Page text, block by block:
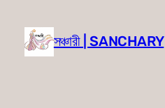
content
সঞ্চারী | SANCHARY